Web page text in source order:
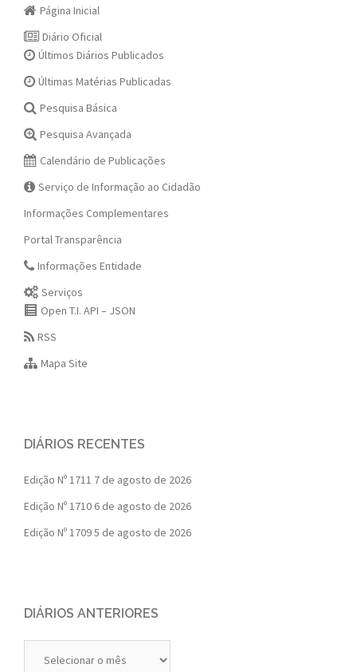
Página Inicial
Diário Oficial
Últimos Diários Publicados
Últimas Matérias Publicadas
Pesquisa Básica
Pesquisa Avançada
Calendário de Publicações
Serviço de Informação ao Cidadão
Informações Complementares
Portal Transparência
Informações Entidade
Serviços
Open T.I. API – JSON
RSS
Mapa Site
DIÁRIOS RECENTES
Edição Nº 1711 7 de agosto de 2026
Edição Nº 1710 6 de agosto de 2026
Edição Nº 17095 de agosto de 2026
DIÁRIOS ANTERIORES
Anteriores